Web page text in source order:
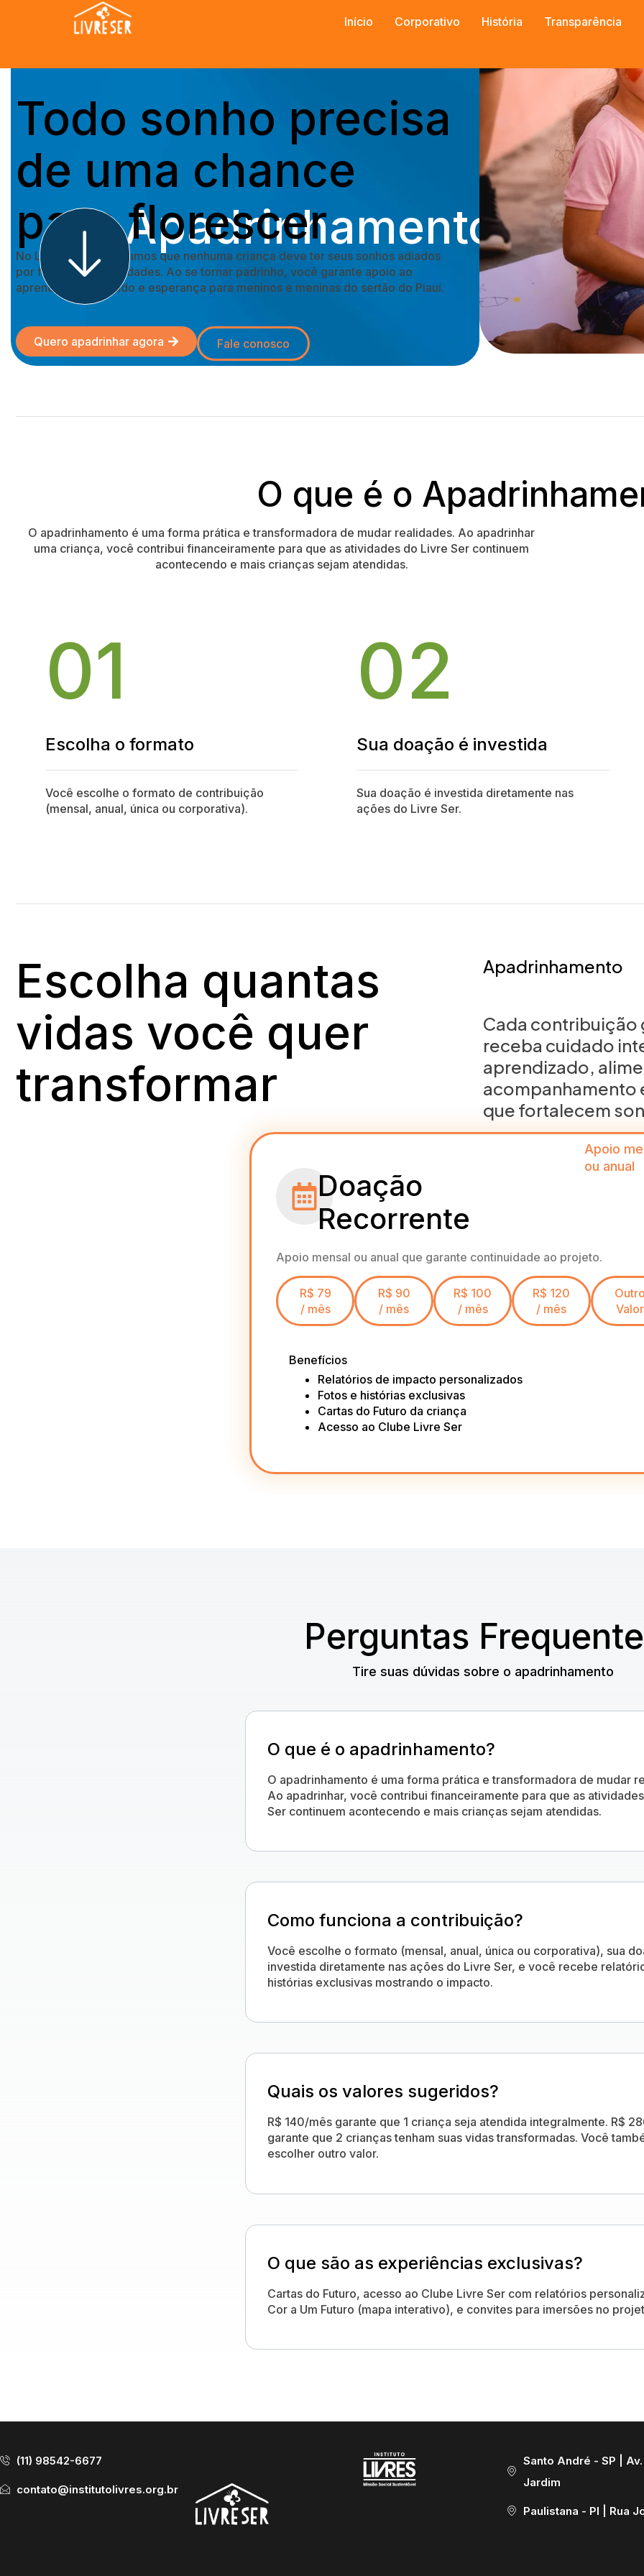
Início Corporativo História Transparência
Apadrinhamento
Todo sonho precisa
de uma chance
para florescer
No Livre Ser, acreditamos que nenhuma criança deve ter seus sonhos adiados
por falta de oportunidades. Ao se tornar padrinho, você garante apoio ao
aprendizado, cuidado e esperança para meninos e meninas do sertão do Piauí.
Quero apadrinhar agora Fale conosco
O que é o
O apadrinhamento é uma forma prática e transformadora de mudar realidades. Ao apadrinhar
uma criança, você contribui financeiramente para que as atividades do Livre Ser continuem
acontecendo e mais crianças sejam atendidas.
01
Escolha o formato
Você escolhe o formato de contribuição
(mensal, anual, única ou corporativa).
02
Sua doação é investida
Sua doação é investida diretamente nas
ações do Livre Ser.
Escolha quantas
vidas você quer
transformar
Apadrinhamento
Cada contribuição
receba cuidado
aprendizado,
acompanhamento
que fortalecem
Doação
Recorrente
Apoio
ou anual
Apoio mensal ou anual que garante continuidade ao projeto.
R$ 79
/ mês
R$ 90
/ mês
R$ 100
/ mês
R$ 120
/ mês
Valor
Benefícios
Relatórios de impacto personalizados
Fotos e histórias exclusivas
Cartas do Futuro da criança
Acesso ao Clube Livre Ser
Perguntas
Tire suas dúvidas sobre o apadrinhamento
O que é o apadrinhamento?
O apadrinhamento é uma forma prática e transformadora de mudar
Ao apadrinhar, você contribui financeiramente para que as
Ser continuem acontecendo e mais crianças sejam atendidas.
Como funciona a contribuição?
Você escolhe o formato (mensal, anual, única ou corporativa), sua
investida diretamente nas ações do Livre Ser, e você recebe
histórias exclusivas mostrando o impacto.
Quais os valores sugeridos?
R$ 140/mês garante que 1 criança seja atendida integralmente. R$
garante que 2 crianças tenham suas vidas transformadas. Você
escolher outro valor.
O que são as experiências exclusivas?
Cartas do Futuro, acesso ao Clube Livre Ser com relatórios
Cor a Um Futuro (mapa interativo), e convites para imersões no
(11) 98542-6677
contato@institutolivres.org.br
Santo André - SP |
Jardim
Paulistana - PI | Rua